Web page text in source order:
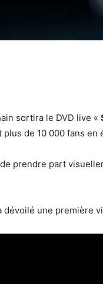
sortira le DVD live «
plus de 10 000 fans en
de prendre part
dévoilé une première